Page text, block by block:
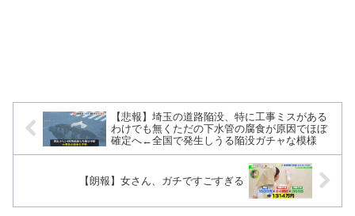
【悲報】埼玉の道路陥没、特に工事ミスがある
わけでも無くただの下水管の腐食が原因でほぼ
確定へ←全国で発生しうる陥没ガチャな模様
【朗報】女さん、ガチですごすぎる